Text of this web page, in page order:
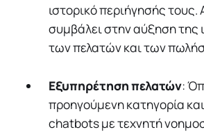
ιστορικό περιήγησής τους.
συμβάλει στην αύξηση της
των πελατών και των
Εξυπηρέτηση πελατών:
προηγούμενη κατηγορία
chatbots με τεχνητή